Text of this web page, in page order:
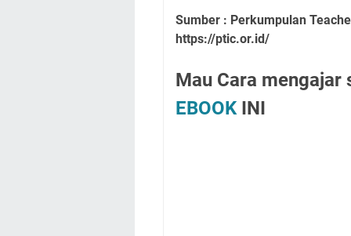
Sumber : Perkumpulan
https://ptic.or.id/
Mau Cara mengajar
EBOOKINI